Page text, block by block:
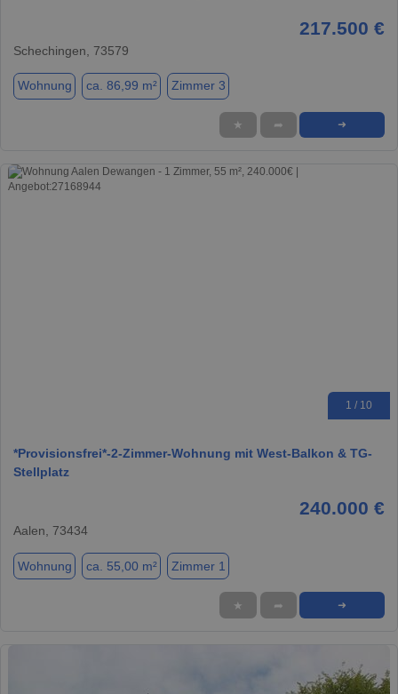
217.500 €
Schechingen, 73579
Wohnung ca. 86,99 m² Zimmer 3
★ ➦ ➜
1 / 10
*Provisionsfrei*-2-Zimmer-Wohnung mit West-Balkon & TG-
Stellplatz
240.000 €
Aalen, 73434
Wohnung ca. 55,00 m² Zimmer 1
★ ➦ ➜